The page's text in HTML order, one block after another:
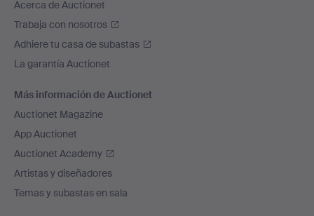
Acerca de Auctionet
Trabaja con nosotros
Adhiere tu casa de subastas
La garantía Auctionet
Más información de Auctionet
Auctionet Magazine
App Auctionet
Auctionet Academy
Artistas y diseñadores
Temas y subastas en sala